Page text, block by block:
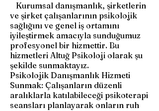
Kurumsal danışmanlık, şirketlerin
ve şirket çalışanlarının psikolojik
sağlığını ve genel iş ortamını
iyileştirmek amacıyla sunduğumuz
profesyonel bir hizmettir. Bu
hizmetleri Altuğ Psikoloji olarak şu
şekilde sunmaktayız.
Psikolojik Danışmanlık Hizmeti
Sunmak: Çalışanların düzenli
aralıklarla katılabileceği psikoterapi
seansları planlayarak onların ruh